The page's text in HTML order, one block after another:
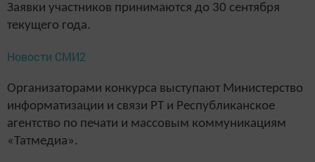
Заявки участников принимаются до 30 сентября
текущего года.
Новости СМИ2
Организаторами конкурса выступают Министерство
информатизации и связи РТ и Республиканское
агентство по печати и массовым коммуникациям
«Татмедиа».